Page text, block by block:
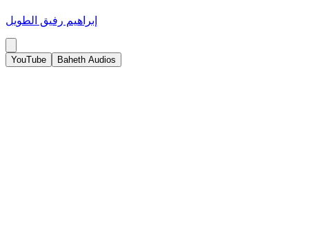
إبراهيم رفيق الطويل
YouTube Baheth Audios